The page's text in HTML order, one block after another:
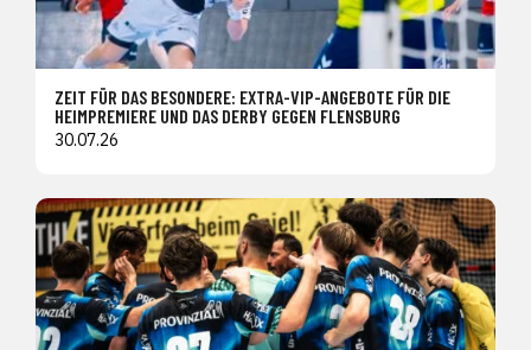
ZEIT FÜR DAS BESONDERE: EXTRA-VIP-ANGEBOTE FÜR DIE
HEIMPREMIERE UND DAS DERBY GEGEN FLENSBURG
30.07.26